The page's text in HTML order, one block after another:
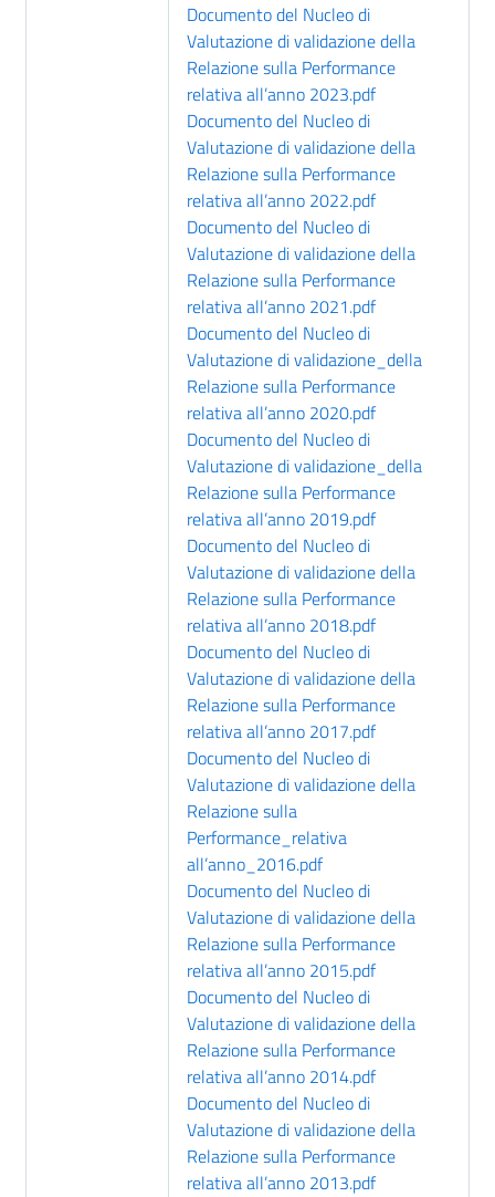
Documento del Nucleo di
Valutazione di validazione della
Relazione sulla Performance
relativa all’anno 2023.pdf
Documento del Nucleo di
Valutazione di validazione della
Relazione sulla Performance
relativa all’anno 2022.pdf
Documento del Nucleo di
Valutazione di validazione della
Relazione sulla Performance
relativa all’anno 2021.pdf
Documento del Nucleo di
Valutazione di validazione_della
Relazione sulla Performance
relativa all’anno 2020.pdf
Documento del Nucleo di
Valutazione di validazione_della
Relazione sulla Performance
relativa all’anno 2019.pdf
Documento del Nucleo di
Valutazione di validazione della
Relazione sulla Performance
relativa all’anno 2018.pdf
Documento del Nucleo di
Valutazione di validazione della
Relazione sulla Performance
relativa all’anno 2017.pdf
Documento del Nucleo di
Valutazione di validazione della
Relazione sulla
Performance_relativa
all’anno_2016.pdf
Documento del Nucleo di
Valutazione di validazione della
Relazione sulla Performance
relativa all’anno 2015.pdf
Documento del Nucleo di
Valutazione di validazione della
Relazione sulla Performance
relativa all’anno 2014.pdf
Documento del Nucleo di
Valutazione di validazione della
Relazione sulla Performance
relativa all’anno 2013.pdf